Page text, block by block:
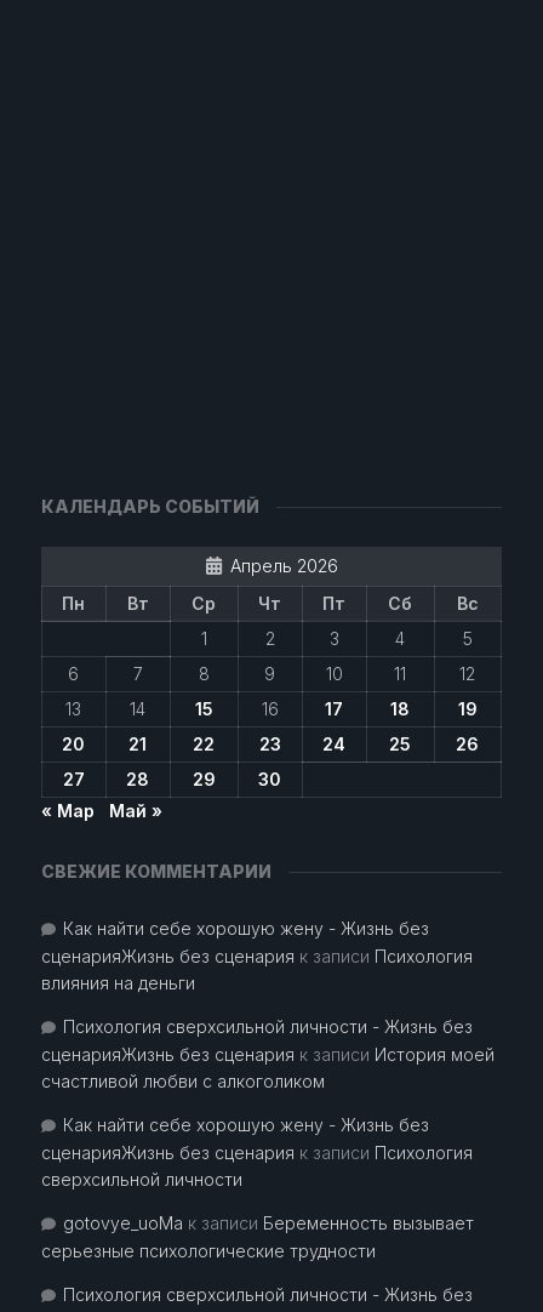
КАЛЕНДАРЬ СОБЫТИЙ
Апрель 2026
Пн
Вт Ср Чт Пт Сб
Вс
1
2 3 4
5
6
7 8 9 10 11
12
13
14 15 16 17 18
19
20
21 22 23 24 25
26
27
28 29
30
« Мар
Май »
СВЕЖИЕ КОММЕНТАРИИ
Как найти себе хорошую жену - Жизнь без
сценарияЖизнь без сценария к записи Психология
влияния на деньги
Психология сверхсильной личности - Жизнь без
сценарияЖизнь без сценария к записи История моей
счастливой любви с алкоголиком
Как найти себе хорошую жену - Жизнь без
сценарияЖизнь без сценария к записи Психология
сверхсильной личности
gotovye_uoMa к записи Беременность вызывает
серьезные психологические трудности
Психология сверхсильной личности - Жизнь без